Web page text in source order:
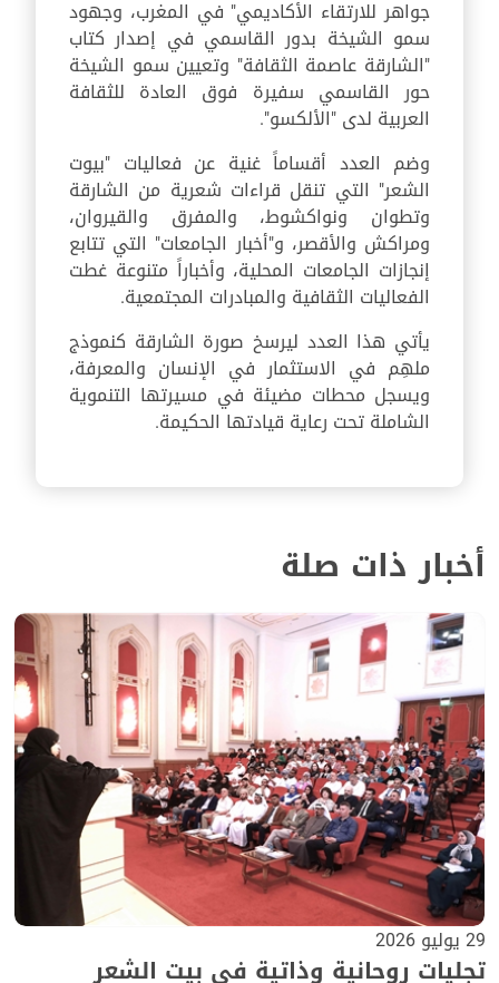
جواهر للارتقاء الأكاديمي" في المغرب، وجهود
سمو الشيخة بدور القاسمي في إصدار كتاب
"الشارقة عاصمة الثقافة" وتعيين سمو الشيخة
حور القاسمي سفيرة فوق العادة للثقافة
العربية لدى "الألكسو".
وضم العدد أقساماً غنية عن فعاليات "بيوت
الشعر" التي تنقل قراءات شعرية من الشارقة
وتطوان ونواكشوط، والمفرق والقيروان،
ومراكش والأقصر، و"أخبار الجامعات" التي تتابع
إنجازات الجامعات المحلية، وأخباراً متنوعة غطت
الفعاليات الثقافية والمبادرات المجتمعية.
يأتي هذا العدد ليرسخ صورة الشارقة كنموذج
ملهِم في الاستثمار في الإنسان والمعرفة،
ويسجل محطات مضيئة في مسيرتها التنموية
الشاملة تحت رعاية قيادتها الحكيمة.
أخبار ذات صلة
29 يوليو 2026
تجليات روحانية وذاتية في بيت الشعر